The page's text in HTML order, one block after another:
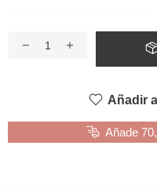
Añadir
Añade